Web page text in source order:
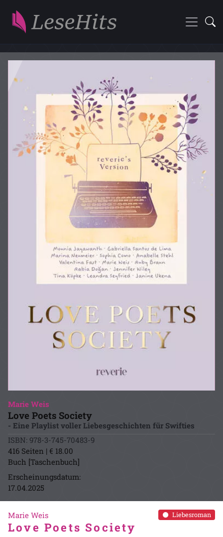
Marie Weis
Love Poets Society
- Eine Playlist voller Liebesgeschichten für Swifties
ISBN: 978-3-745-70483-9
416 Seiten | € 18.00
Buch [Taschenbuch]
Erscheinungsdatum:
17.04.2025
Liebesroman
Marie Weis
Love Poets Society